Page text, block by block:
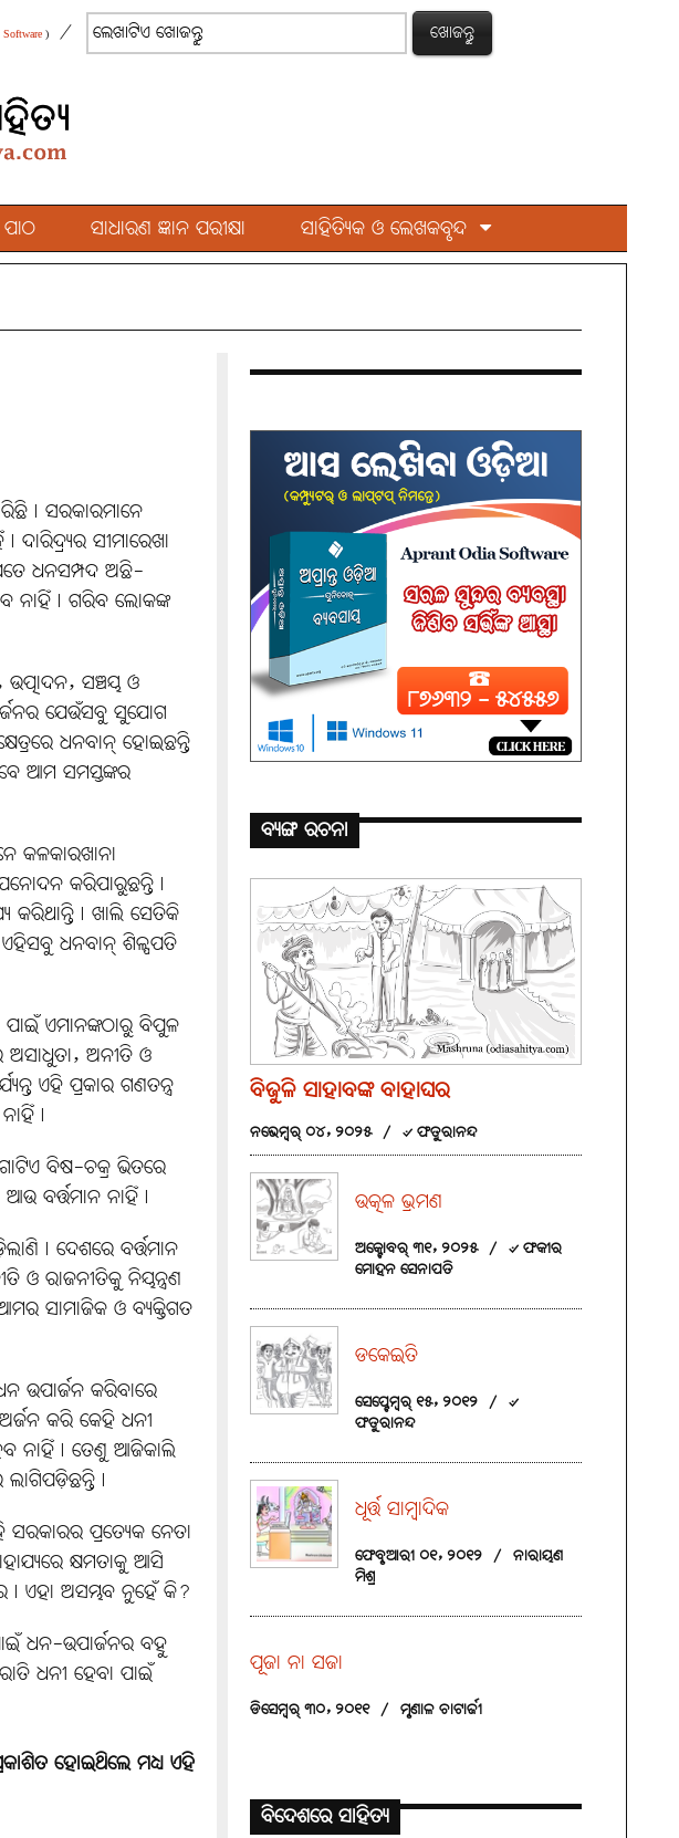
Software) / ଖୋଜନ୍ତୁ
ସାଧାରଣ ଜ୍ଞାନ ପରୀକ୍ଷା ସାହିତ୍ୟିକ ଓ ଲେଖକବୃନ୍ଦ
ସରକାରମାନେ
ସୀମାରେଖା
ଧନସମ୍ପଦ ଅଛି-
ନାହିଁ। ଗରିବ ଲୋକଙ୍କ
ସଞ୍ଚୟ ଓ
ଯେଉଁସବୁ ସୁଯୋଗ
ଧନବାନ୍‌ ହୋଇଛନ୍ତି
ଆମ ସମସ୍ତଙ୍କର
କଳକାରଖାନା
କରିପାରୁଛନ୍ତି।
କରିଥାନ୍ତି। ଖାଲି ସେତିକି
ଧନବାନ୍‌ ଶିଳ୍ପପତି
ଏମାନଙ୍କଠାରୁ ବିପୁଳ
ଅସାଧୁତା, ଅନୀତି ଓ
ଏହି ପ୍ରକାର ଗଣତନ୍ତ୍ର
ବିଷ-ଚକ୍ର ଭିତରେ
ବର୍ତ୍ତମାନ ନାହିଁ।
ଦେଶରେ ବର୍ତ୍ତମାନ
ଓ ରାଜନୀତିକୁ ନିୟନ୍ତ୍ରଣ
ସାମାଜିକ ଓ ବ୍ୟକ୍ତିଗତ
ଉପାର୍ଜନ କରିବାରେ
କରି କେହି ଧନୀ
ନାହିଁ। ତେଣୁ ଆଜିକାଲି
ପ୍ରତ୍ୟେକ ନେତା
କ୍ଷମତାକୁ ଆସି
ଏହା ଅସମ୍ଭବ ନୁହେଁ କି?
ଧନ-ଉପାର୍ଜନର ବହୁ
ଧନୀ ହେବା ପାଇଁ
ହୋଇଥିଲେ ମଧ୍ୟ ଏହି
ବ୍ୟଙ୍ଗ ରଚନା
ବିଜୁଳି ସାହାବଙ୍କ ବାହାଘର
ନଭେମ୍ବର୍ ୦୪, ୨୦୨୫ / ୰ ଫତୁରାନନ୍ଦ
ଉତ୍କଳ ଭ୍ରମଣ
ଅକ୍ଟୋବର୍ ୩୧, ୨୦୨୫ / ୰ ଫକୀର
ମୋହନ ସେନାପତି
ଡକେଇତି
ସେପ୍ଟେମ୍ବର୍ ୧୫, ୨୦୧୨ / ୰
ଫତୁରାନନ୍ଦ
ଧୂର୍ତ୍ତ ସାମ୍ବାଦିକ
ଫେବୃଆରୀ ୦୧, ୨୦୧୨ / ନାରାୟଣ
ମିଶ୍ର
ପୂଜା ନା ସଜା
ଡିସେମ୍ବର୍ ୩୦, ୨୦୧୧ / ମୃଣାଳ ଚାଟାର୍ଜୀ
ବିଦେଶରେ ସାହିତ୍ୟ